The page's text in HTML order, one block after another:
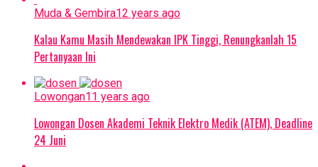
Muda & Gembira12 years ago
Kalau Kamu Masih Mendewakan IPK Tinggi, Renungkanlah 15
Pertanyaan Ini
Lowongan11 years ago
Lowongan Dosen Akademi Teknik Elektro Medik (ATEM), Deadline
24 Juni